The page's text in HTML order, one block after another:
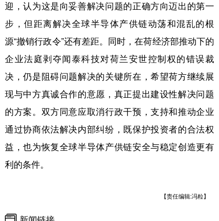
山东 河南 湖北 湖南
广东 广西 海南 重庆
四川 贵州 云南 西藏
陕西 甘肃 青海 宁夏
English Español Français عربى
Русский язык
迎，认为这是向妥善解决问题的正确方向迈出的第一
步，但距离解决全球半导体产供链动荡和混乱的根
源“撤销行政令”还有差距。同时，在荷经济部推动下的
企业法庭剥夺闻泰科技对荷兰安世控制权的错误裁
决，仍是阻碍问题解决的关键所在，希望荷方继续展
现与中方真诚合作的意愿，真正提出建设性解决问题
的方案。双方同意应取消行政干预，支持和推动企业
通过协商依法解决内部纠纷，既保护投资者的合法权
益，也为恢复全球半导体产供链安全与稳定创造更有
利的条件。
【责任编辑:冯粒】